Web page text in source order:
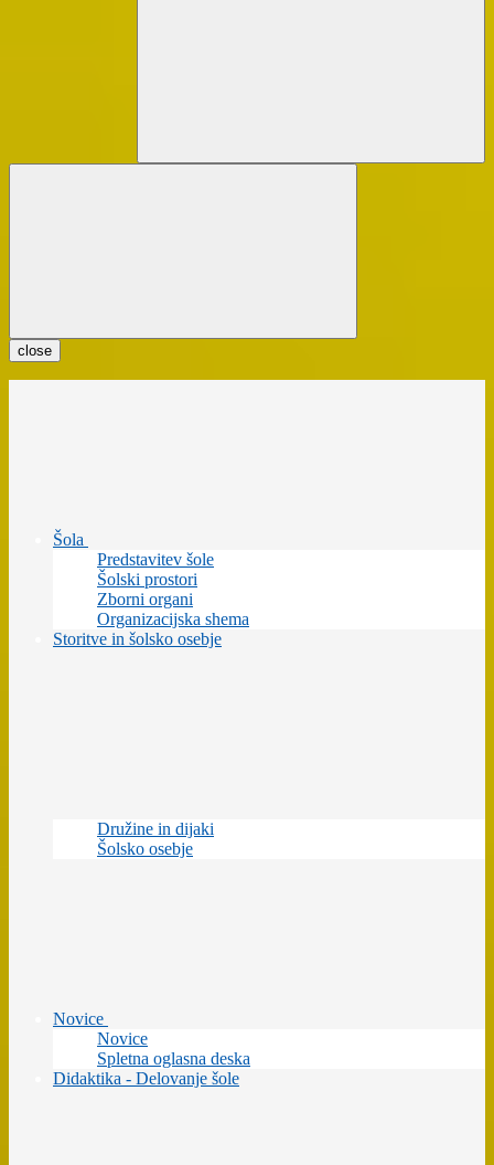
close
Šola
Predstavitev šole
Šolski prostori
Zborni organi
Organizacijska shema
Storitve in šolsko osebje
Družine in dijaki
Šolsko osebje
Novice
Novice
Spletna oglasna deska
Didaktika - Delovanje šole